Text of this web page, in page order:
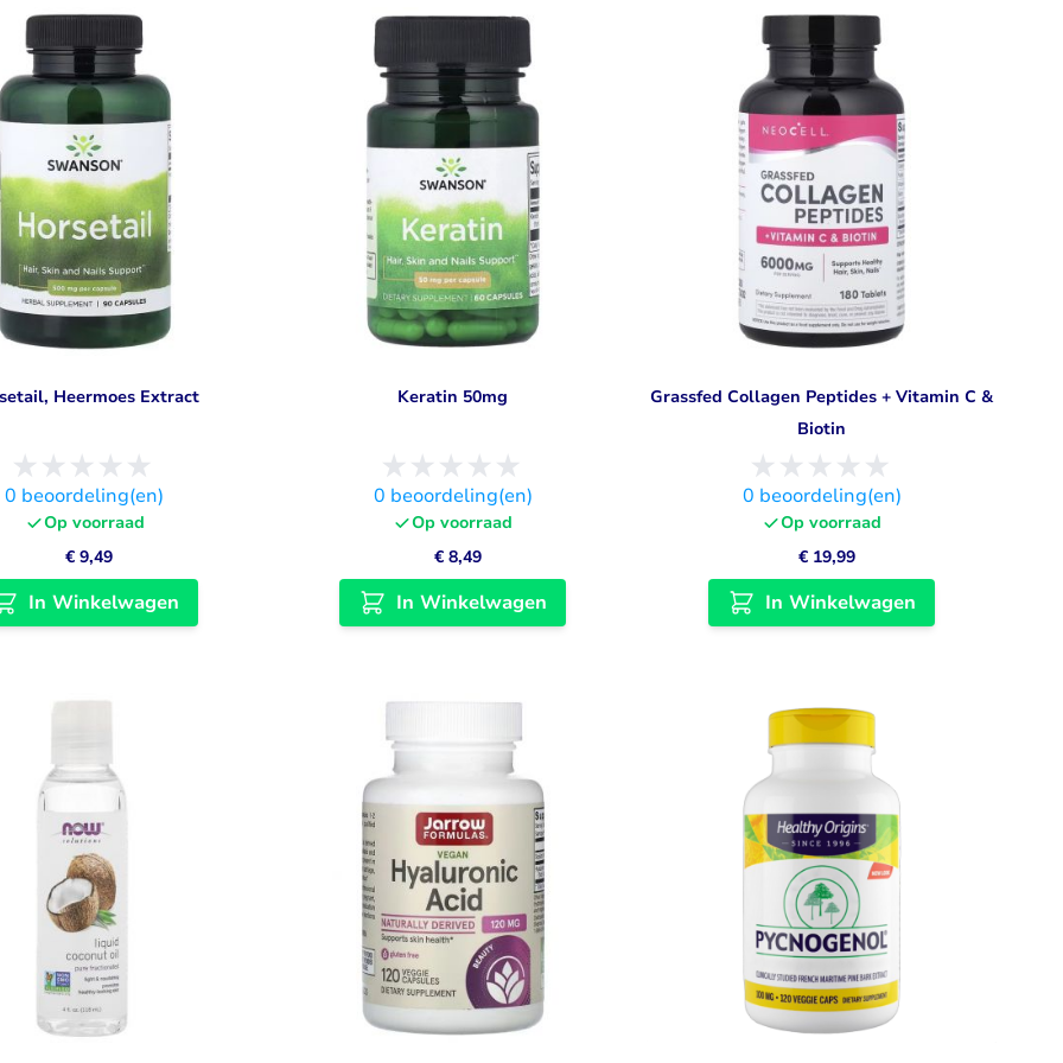
Heermoes Extract
0 beoordeling(en)
Op voorraad
€ 9,49
In Winkelwagen
Keratin 50mg
0 beoordeling(en)
Op voorraad
€ 8,49
In Winkelwagen
Grassfed Collagen Peptides + Vitamin C &
Biotin
0 beoordeling(en)
Op voorraad
€ 19,99
In Winkelwagen